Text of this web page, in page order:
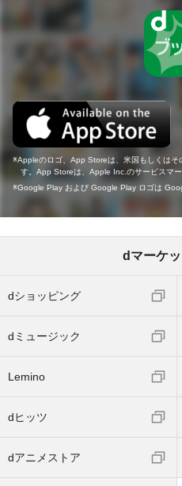
Appleのロゴ、App Storeは、米国もしくは
す。App Storeは、Apple Inc.のサービスマー
Google Play および Google Play ロゴは
dマーケ
dショッピング
dミュージック
Lemino
dヒッツ
dアニメストア